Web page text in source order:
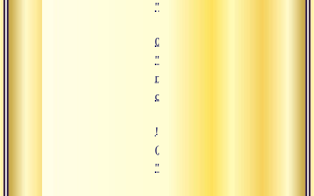
"05.12.2024 "Через
05.12.2024
"Через
преданность к
самоузнаванию"
![24.11.2024 "Привязанности -
(https://www.advayta.org/upload/
"24.11.2024 "Привязанности -